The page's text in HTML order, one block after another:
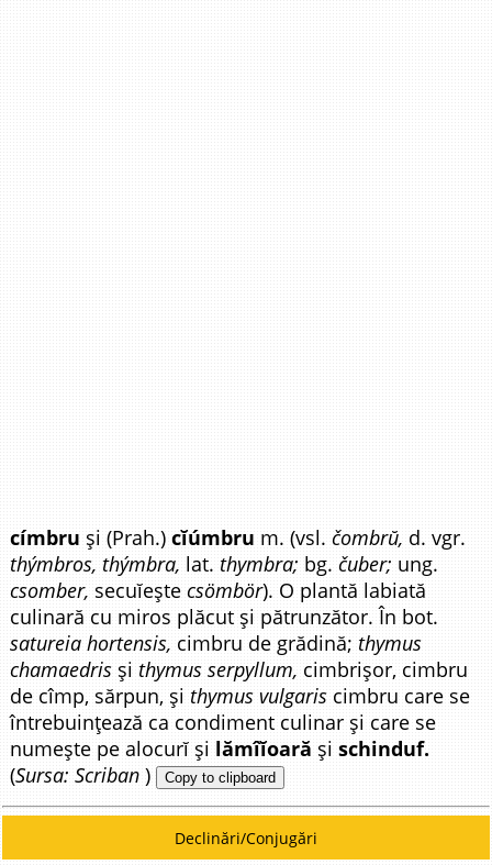
címbru și (Prah.)cĭúmbru m. (vsl.čombrŭ, d. vgr.
thýmbros, thýmbra, lat. thymbra; bg.čuber; ung.
csomber, secuĭeștecsömbör). O plantă labiată
culinară cu miros plăcut și pătrunzător. În bot.
satureia hortensis, cimbru de grădină; thymus
chamaedris șithymus serpyllum, cimbrișor, cimbru
de cîmp, sărpun, și thymus vulgaris cimbru care se
întrebuințează ca condiment culinar și care se
numește pe alocurĭ și lămîĭoară șischinduf.
(Sursa: Scriban ) Copy to clipboard
Declinări/Conjugări